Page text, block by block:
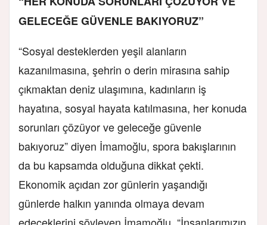
GELECEĞE GÜVENLE BAKIYORUZ”
“Sosyal desteklerden yeşil alanların
kazanılmasına, şehrin o derin mirasına sahip
çıkmaktan deniz ulaşımına, kadınların iş
hayatına, sosyal hayata katılmasına, her konuda
sorunları çözüyor ve geleceğe güvenle
bakıyoruz” diyen İmamoğlu, spora bakışlarının
da bu kapsamda olduğuna dikkat çekti.
Ekonomik açıdan zor günlerin yaşandığı
günlerde halkın yanında olmaya devam
edeceklerini söyleyen İmamoğlu, “İnsanlarımızın